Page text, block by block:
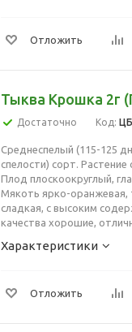
Отложить
Тыква Крошка 2г
Достаточно Код:
Среднеспелый (115-125
спелости) сорт.
Плод плоскоокруглый,
Мякоть ярко-оранжевая,
сладкая, с высоким
качества хорошие,
Характеристики
Отложить